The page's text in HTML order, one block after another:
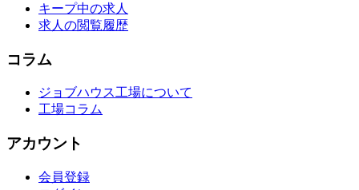
キープ中の求人
求人の閲覧履歴
コラム
ジョブハウス工場について
工場コラム
アカウント
会員登録